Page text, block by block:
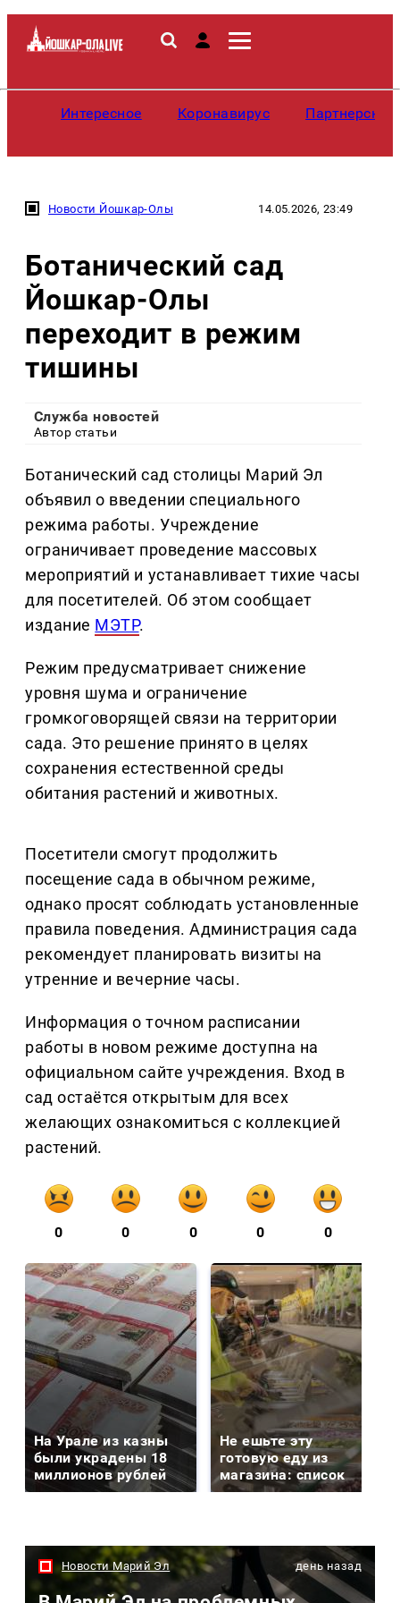
Интересное Коронавирус
Новости Йошкар-Олы 14.05.2026, 23:49
Ботанический сад
Йошкар-Олы
переходит в режим
тишины
Служба новостей
Автор статьи
Ботанический сад столицы Марий Эл
объявил о введении специального
режима работы. Учреждение
ограничивает проведение массовых
мероприятий и устанавливает тихие часы
для посетителей. Об этом сообщает
издание МЭТР.
Режим предусматривает снижение
уровня шума и ограничение
громкоговорящей связи на территории
сада. Это решение принято в целях
сохранения естественной среды
обитания растений и животных.
Посетители смогут продолжить
посещение сада в обычном режиме,
однако просят соблюдать установленные
правила поведения. Администрация сада
рекомендует планировать визиты на
утренние и вечерние часы.
Информация о точном расписании
работы в новом режиме доступна на
официальном сайте учреждения. Вход в
сад остаётся открытым для всех
желающих ознакомиться с коллекцией
растений.
0 0 0 0 0
На Урале из казны
были украдены 18
миллионов рублей
Не ешьте эту
готовую еду из
магазина: список
Новости Марий Эл день назад